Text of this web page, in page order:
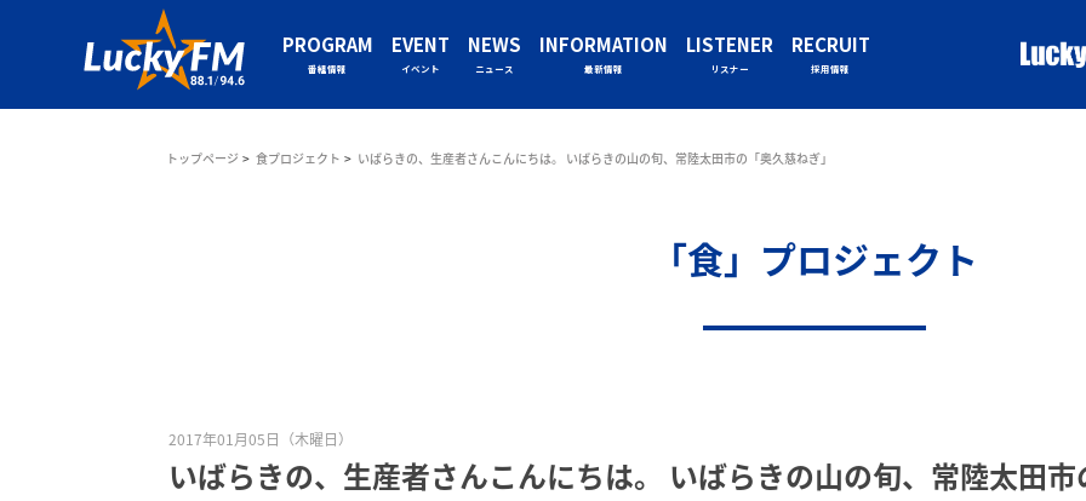
PROGRAM
番組情報
EVENT
イベント
NEWS
ニュース
INFORMATION
最新情報
LISTENER
リスナー
RECRUIT
採用情報
トップページ 食プロジェクト いばらきの、生産者さんこんにちは。 いばらきの山の旬、常陸太田市の「奥久慈ねぎ」
「食」プロジェクト
2017年01月05日（木曜日）
いばらきの、生産者さんこんにちは。 いばらきの山の旬、常陸太田市